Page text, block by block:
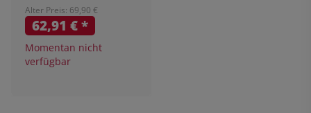
Alter Preis: 69,90 €
62,91 €*
Momentan nicht
verfügbar